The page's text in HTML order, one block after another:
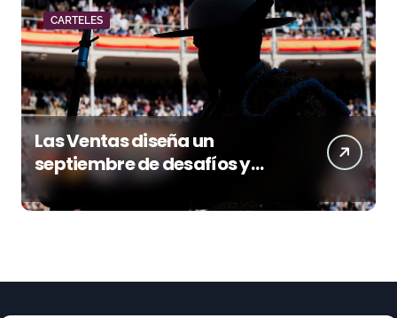
CARTELES
Las Ventas diseña un
septiembre de desafíos y
variedad ganadera